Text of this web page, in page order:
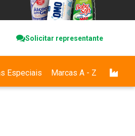
Solicitar representante
Especiais Marcas A - Z